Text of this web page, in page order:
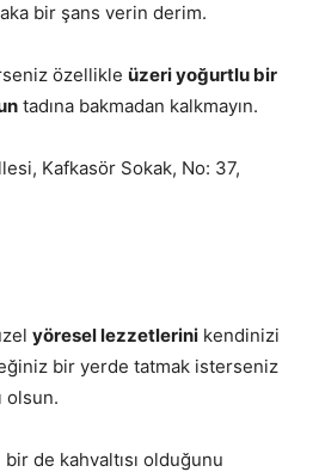
bir şans verin derim.
özellikle üzeri yoğurtlu bir
tadına bakmadan kalkmayın.
Kafkasör Sokak, No: 37,
yöresel lezzetlerini kendinizi
bir yerde tatmak isterseniz
olsun.
bir de kahvaltısı olduğunu